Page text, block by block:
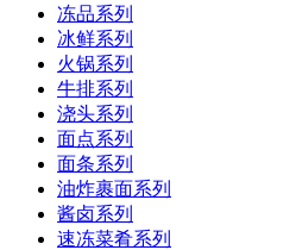
冻品系列
冰鲜系列
火锅系列
牛排系列
浇头系列
面点系列
面条系列
油炸裹面系列
酱卤系列
速冻菜肴系列